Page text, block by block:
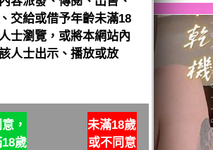
交給或借予年齡未滿18
士瀏覽，或將本網站內
人士出示、播放或放
，
歲
未滿18歲
或不同意